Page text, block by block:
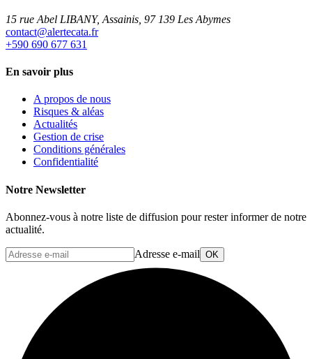
15 rue Abel LIBANY, Assainis, 97 139 Les Abymes
rf.atacetrela@tcatnoc
+590 690 677 631
En savoir plus
A propos de nous
Risques & aléas
Actualités
Gestion de crise
Conditions générales
Confidentialité
Notre Newsletter
Abonnez-vous à notre liste de diffusion pour rester informer de notre
actualité.
Adresse e-mail